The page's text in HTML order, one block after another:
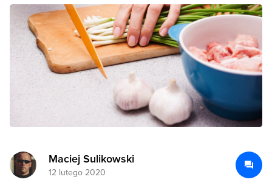
Maciej Sulikowski
12 lutego 2020